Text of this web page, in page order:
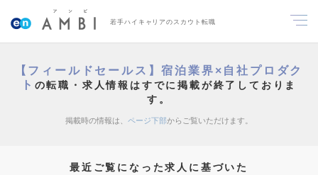
若手ハイキャリアのスカウト転職
【フィールドセールス】宿泊業界×自社プロダク
ト の転職・求人情報はすでに掲載が終了しておりま
す。
掲載時の情報は、 ページ下部からご覧いただけます。
最近ご覧になった求人に基づいた